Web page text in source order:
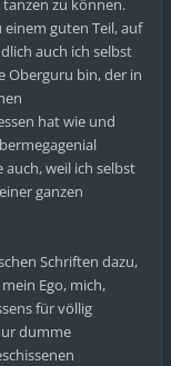
tanzen zu können.
guten Teil, auf
auch ich selbst
Oberguru bin, der in
hat wie und
weil ich selbst
ganzen
Schriften dazu,
Ego, mich,
für völlig
dumme